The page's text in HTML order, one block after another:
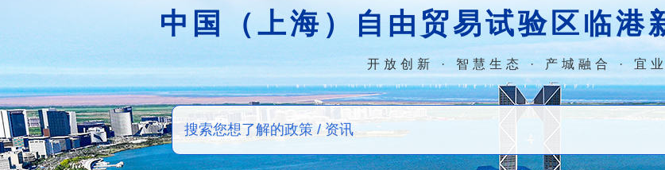
中国（上海）自由贸易试验区临港
开放创新 · 智慧生态 · 产城融合 · 宜